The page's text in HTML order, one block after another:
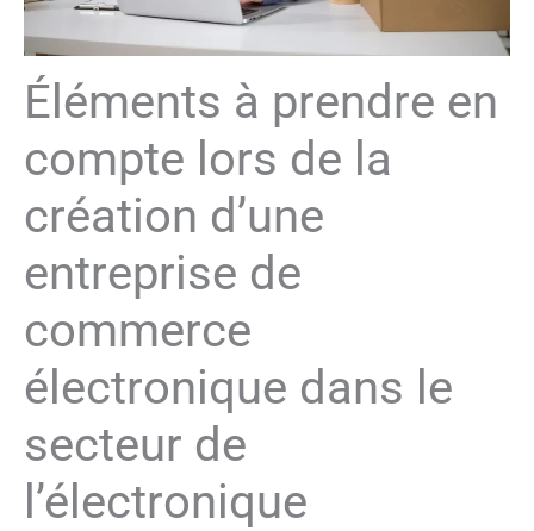
Éléments à prendre en
compte lors de la
création d’une
entreprise de
commerce
électronique dans le
secteur de
l’électronique